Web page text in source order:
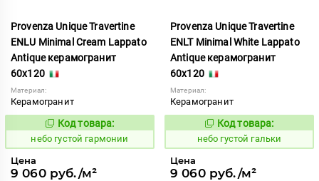
Provenza Unique Travertine
ENLU Minimal Cream Lappato
Antique керамогранит
60x120
Материал:
Керамогранит
1112266
Код товара:
небо густой гармонии
Цена
9 060 руб./м²
Provenza Unique Travertine
ENLT Minimal White Lappato
Antique керамогранит
60x120
Материал:
Керамогранит
1112265
Код товара:
небо густой гальки
Цена
9 060 руб./м²